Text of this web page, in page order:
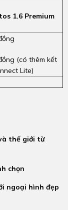
1.6 Premium
(có thêm kết
Lite)
thế giới từ
chọn
ngoại hình đẹp